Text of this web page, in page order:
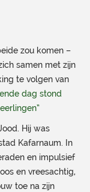
zou komen –
samen met zijn
te volgen van
dag stond
Hij was
Kafarnaum. In
en impulsief
en vreesachtig,
toe na zijn